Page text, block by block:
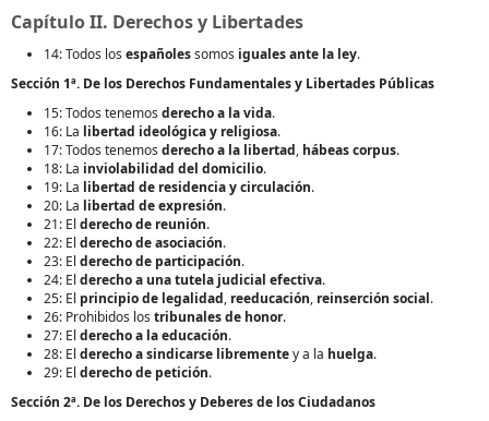
Capítulo II. Derechos y Libertades
14: Todos los españolessomos iguales ante la ley.
Sección 1ª. De los Derechos Fundamentales y Libertades Públicas
15: Todos tenemos derecho a la vida.
16: La libertad ideológica y religiosa.
17: Todos tenemos derecho a la libertad, hábeas corpus.
18: La inviolabilidad del domicilio.
19: La libertad de residencia y circulación.
20: La libertad de expresión.
21: El derecho de reunión.
22: El derecho de asociación.
23: El derecho de participación.
24: El derecho a una tutela judicial efectiva.
25: El principio de legalidad, reeducación, reinserción social.
26: Prohibidos los tribunales de honor.
27: El derecho a la educación.
28: El derecho a sindicarse librementey a la huelga.
29: El derecho de petición.
Sección 2ª. De los Derechos y Deberes de los Ciudadanos